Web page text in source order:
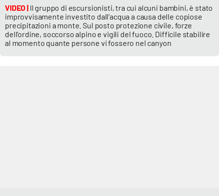
VIDEO |Il gruppo di escursionisti, tra cui alcuni bambini, è stato
improvvisamente investito dall'acqua a causa delle copiose
precipitazioni a monte. Sul posto protezione civile, forze
dell'ordine, soccorso alpino e vigili del fuoco. Difficile stabilire
al momento quante persone vi fossero nel canyon